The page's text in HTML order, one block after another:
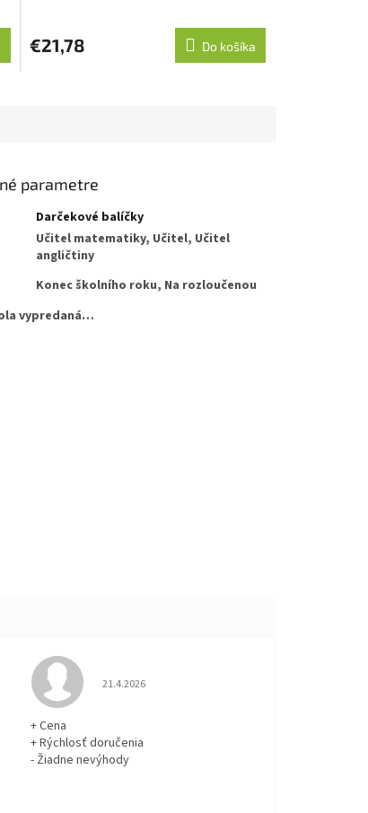
€21,78 Do košíka
parametre
Darčekové balíčky
Učitel matematiky, Učitel, Učitel
angličtiny
Konec školního roku, Na rozloučenou
vypredaná…
hviezdičiek. Hodnotenie obchodu je 5 z 5 hviezdičiek.
21.4.2026
+ Cena
+ Rýchlosť doručenia
- Žiadne nevýhody